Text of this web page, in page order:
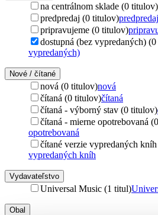
na centrálnom sklade (0 titulov)
predpredaj (0 titulov)predpredaj
pripravujeme (0 titulov)
dostupná (bez vypredaných)
vypredaných)
Nové / čítané
nová (0 titulov)nová
čítaná (0 titulov)čítaná
čítaná - výborný stav (0 titulov)
čítaná - mierne opotrebovaná
opotrebovaná
čítané verzie vypredaných
vypredaných kníh
Vydavateľstvo
Universal Music (1 titul)
Obal